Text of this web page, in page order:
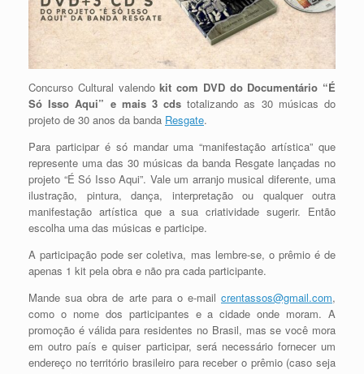
Concurso Cultural valendokit com DVD do Documentário “É
Só Isso Aqui” e mais 3 cds totalizando as 30 músicas do
projeto de 30 anos da banda Resgate.
Para participar é só mandar uma “manifestação artística” que
represente uma das 30 músicas da banda Resgate lançadas no
projeto “É Só Isso Aqui”. Vale um arranjo musical diferente, uma
ilustração, pintura, dança, interpretação ou qualquer outra
manifestação artística que a sua criatividade sugerir. Então
escolha uma das músicas e participe.
A participação pode ser coletiva, mas lembre-se, o prêmio é de
apenas 1 kit pela obra e não pra cada participante.
Mande sua obra de arte para o e-mail crentassos@gmail.com,
como o nome dos participantes e a cidade onde moram. A
promoção é válida para residentes no Brasil, mas se você mora
em outro país e quiser participar, será necessário fornecer um
endereço no território brasileiro para receber o prêmio (caso seja